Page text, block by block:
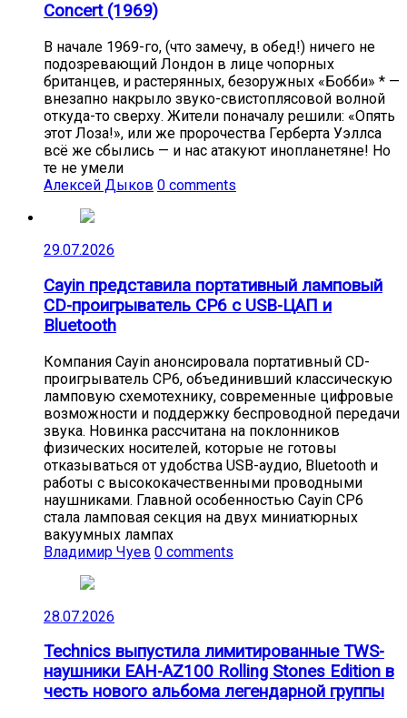
Concert (1969)
В начале 1969-го, (что замечу, в обед!) ничего не
подозревающий Лондон в лице чопорных
британцев, и растерянных, безоружных «Бобби» * —
внезапно накрыло звуко-свистоплясовой волной
откуда-то сверху. Жители поначалу решили: «Опять
этот Лоза!», или же пророчества Герберта Уэллса
всё же сбылись — и нас атакуют инопланетяне! Но
те не умели
Алексей Дыков 0 comments
29.07.2026
Cayin представила портативный ламповый
CD-проигрыватель CP6 с USB-ЦАП и
Bluetooth
Компания Cayin анонсировала портативный CD-
проигрыватель CP6, объединивший классическую
ламповую схемотехнику, современные цифровые
возможности и поддержку беспроводной передачи
звука. Новинка рассчитана на поклонников
физических носителей, которые не готовы
отказываться от удобства USB-аудио, Bluetooth и
работы с высококачественными проводными
наушниками. Главной особенностью Cayin CP6
стала ламповая секция на двух миниатюрных
вакуумных лампах
Владимир Чуев 0 comments
28.07.2026
Technics выпустила лимитированные TWS-
наушники EAH-AZ100 Rolling Stones Edition в
честь нового альбома легендарной группы